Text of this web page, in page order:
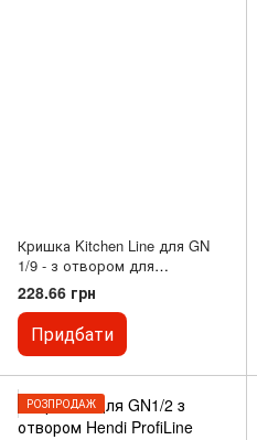
Кришка Kitchen Line для GN
1/9 - з отвором для
половника
228.66 грн
Придбати
РОЗПРОДАЖ